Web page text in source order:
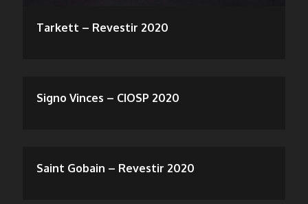
Tarkett – Revestir 2020
Signo Vinces – CIOSP 2020
Saint Gobain – Revestir 2020